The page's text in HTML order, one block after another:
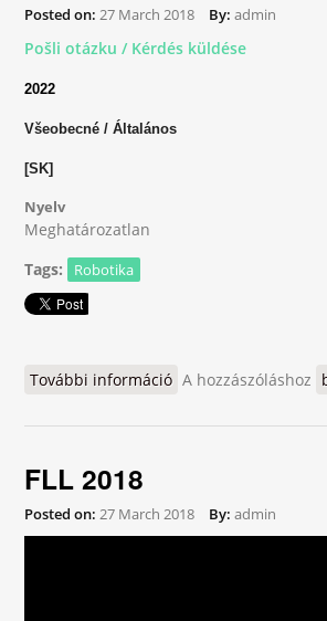
Posted on: 27 March 2018 By: admin
Pošli otázku / Kérdés küldése
2022
Všeobecné / Általános
[SK]
Nyelv
Meghatározatlan
Tags:
Robotika
További információ Otázky a odpovede
A hozzászóláshoz
FLL 2018
Posted on: 27 March 2018 By: admin